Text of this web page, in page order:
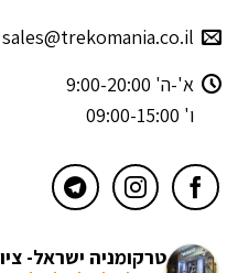
sales@trekomania.co.il
א'-ה' 9:00-20:00
ו' 09:00-15:00
טרקומניה ישראל-